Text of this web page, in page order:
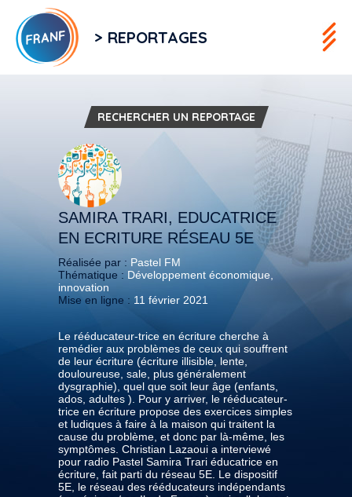
> REPORTAGES
RECHERCHER UN REPORTAGE
SAMIRA TRARI, EDUCATRICE
EN ECRITURE RÉSEAU 5E
Réalisée par : Pastel FM
Thématique : Développement économique,
innovation
Mise en ligne : 11 février 2021
Le rééducateur-trice en écriture cherche à
remédier aux problèmes de ceux qui souffrent
de leur écriture (écriture illisible, lente,
douloureuse, sale, plus généralement
dysgraphie), quel que soit leur âge (enfants,
ados, adultes ). Pour y arriver, le rééducateur-
trice en écriture propose des exercices simples
et ludiques à faire à la maison qui traitent la
cause du problème, et donc par là-même, les
symptômes. Christian Lazaoui a interviewé
pour radio Pastel Samira Trari éducatrice en
écriture, fait parti du réseau 5E. Le dispositif
5E, le réseau des rééducateurs indépendants